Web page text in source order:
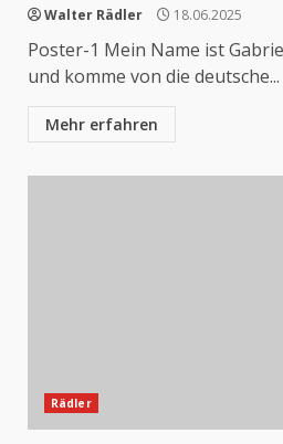
Walter Rädler 18.06.2025
Poster-1 Mein Name ist
und komme von die deutsche...
Mehr erfahren
Rädler